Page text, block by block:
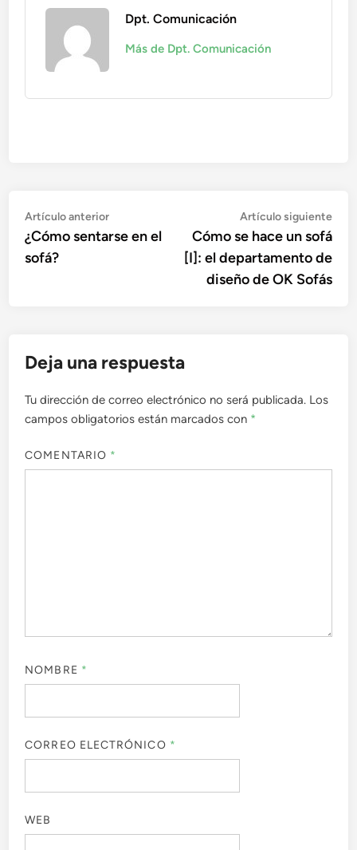
Dpt. Comunicación
Más de Dpt. Comunicación
Navegación
de
entradas
Artículo anteriorArtículo
anterior:
¿Cómo sentarse en el
sofá?
Artículo siguiente
Cómo se hace un sofá
[I]: el departamento de
diseño de OK Sofás
Deja una respuesta
Tu dirección de correo electrónico no será publicada. Los
campos obligatorios están marcados con *
COMENTARIO *
NOMBRE *
CORREO ELECTRÓNICO *
WEB